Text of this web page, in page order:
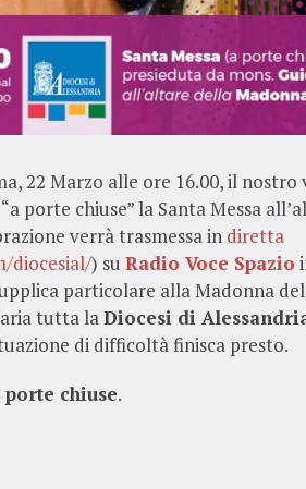
22 Marzo alle ore 16.00, il nostro
porte chiuse” la Santa Messa
verrà trasmessa in diretta
diocesial/) su Radio Voce Spazio
particolare alla Madonna
tutta laDiocesi di
di difficoltà finisca presto.
porte chiuse.